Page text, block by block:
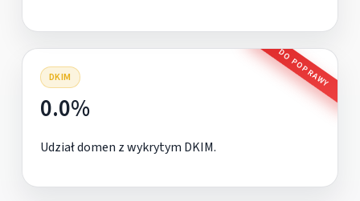
DKIM DO POPRAWY
0.0%
Udział domen z wykrytym DKIM.